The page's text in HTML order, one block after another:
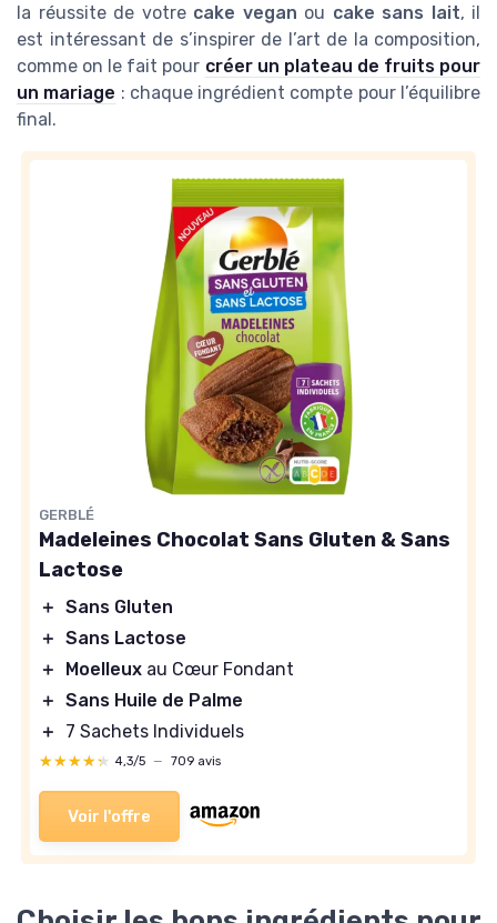
la réussite de votre cake vegan ou cake sans lait, il
est intéressant de s’inspirer de l’art de la composition,
comme on le fait pour créer un plateau de fruits pour
un mariage : chaque ingrédient compte pour l’équilibre
final.
GERBLÉ
Madeleines Chocolat Sans Gluten & Sans
Lactose
＋ Sans Gluten
＋ Sans Lactose
＋
Moelleux au Cœur Fondant
＋ Sans Huile de Palme
＋
7 Sachets Individuels
★★★★★
★★★★★ 4,3/5 — 709 avis
Voir l'offre